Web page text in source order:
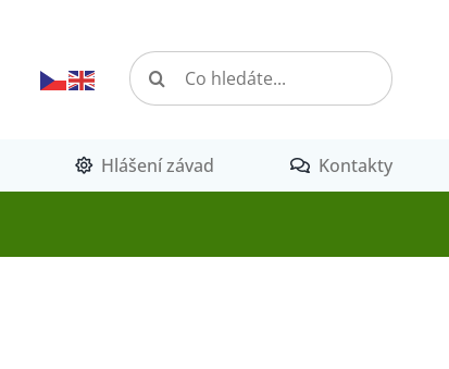
Hledat:
Hlášení závad Kontakty